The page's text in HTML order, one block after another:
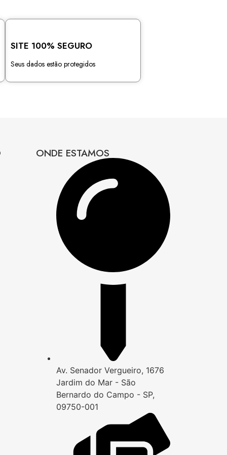
SITE 100% SEGURO
Seus dados estão protegidos
ONDE ESTAMOS
Av. Senador Vergueiro, 1676
Jardim do Mar - São
Bernardo do Campo - SP,
09750-001